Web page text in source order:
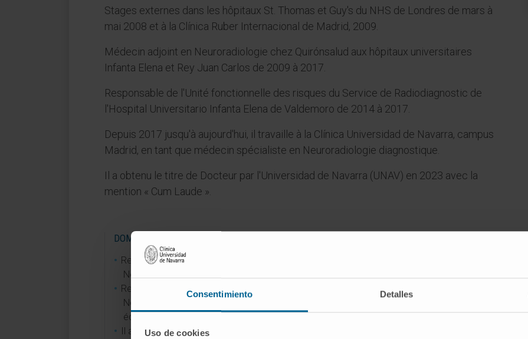
Consentimiento Detalles
Uso de cookies
Stages externes dans les hôpitaux St. Thomas et Guy's du NHS de Londres de mars à
mai 2008 et à la Clínica Ruber Internacional de Madrid, 2009.
Médecin adjoint en Neuroradiologie chez Quirónsalud aux hôpitaux universitaires
Infanta Elena et Rey Juan Carlos de 2009 à 2017.
Responsable de l'Unité fonctionnelle des risques du Service de Radiodiagnostic de
l'Hospital Universitario Infanta Elena de Valdemoro de 2014 à 2017.
Depuis 2017 jusqu'à aujourd'hui, il travaille à la Clínica Universidad de Navarra, campus
Madrid, en tant que médecin spécialiste en Neuroradiologie diagnostique.
Il a obtenu le titre de Docteur par l'Universidad de Navarra (UNAV) en 2023 avec la
mention « Cum Laude ».
DOMAINES DE RECHERCHE
Relecteur de la section de
Neuroradiologie de la revue Radiología.
Représentant de la Section de
Neuroradiologie de la SENR de l'Espace
éditorial virtuel de la SERAM.
Il a participé à de multiples essais
interne dans la maladie de Ménière.